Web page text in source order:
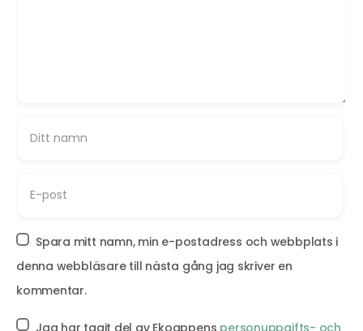
Spara mitt namn, min e-postadress och webbplats i
denna webbläsare till nästa gång jag skriver en
kommentar.